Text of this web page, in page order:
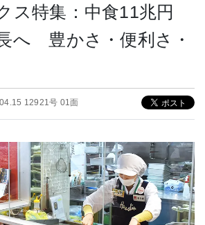
ス特集：中食11兆円
へ 豊かさ・便利さ・
12921号 01面